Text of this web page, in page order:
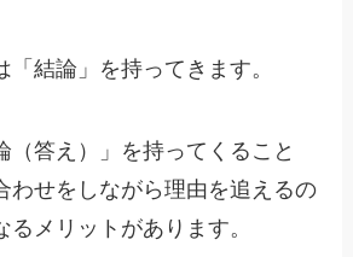
「結論」を持ってきます。
（答え）」を持ってくること
わせをしながら理由を追えるの
るメリットがあります。